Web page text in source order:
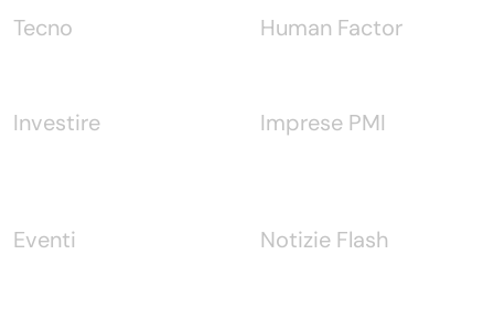
Tecno
Investire
Human Factor
Imprese PMI
Eventi Notizie Flash